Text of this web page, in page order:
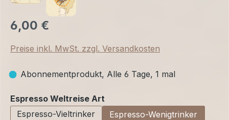
6,00 €
Preise inkl. MwSt. zzgl. Versandkosten
Abonnementprodukt, Alle 6 Tage, 1 mal
Espresso Weltreise Art
Espresso-Vieltrinker
Espresso-Wenigtrinker